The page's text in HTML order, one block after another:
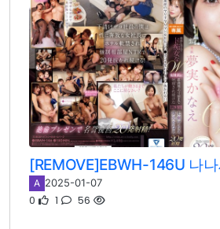
A 2025-01-07
0 1 56